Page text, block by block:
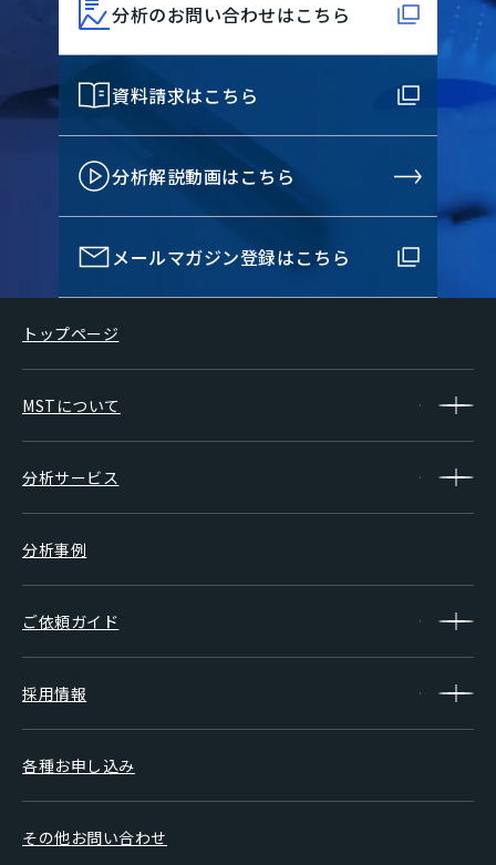
分析のお問い合わせはこちら
資料請求はこちら
分析解説動画はこちら
メールマガジン登録はこちら
トップページ
MSTについて
分析サービス
分析事例
ご依頼ガイド
採用情報
各種お申し込み
その他お問い合わせ